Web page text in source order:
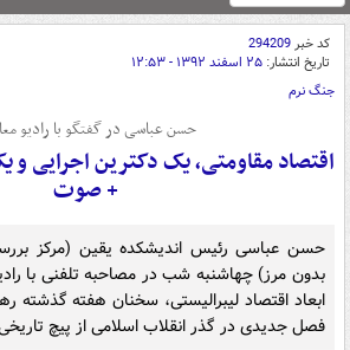
کد خبر294209
تاریخ انتشار: ۲۵ اسفند ۱۳۹۲ - ۱۲:۵۳
جنگ نرم
حسن عباسی در گفتگو با رادیو
اقتصاد مقاومتی، یک دکترین اجرایی
+ صوت
حسن عباسی رئیس اندیشکده یقین (مرکز
بدون مرز) چهاشنبه شب در مصاحبه تلفنی با
ابعاد اقتصاد لیبرالیستی، سخنان هفته گذشته
فصل جدیدی در گذر انقلاب اسلامی از پیچ